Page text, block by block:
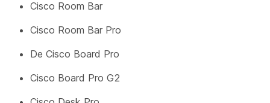
Cisco Room Bar
Cisco Room Bar Pro
De Cisco Board Pro
Cisco Board Pro G2